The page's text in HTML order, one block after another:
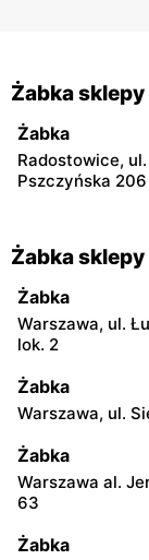
Żabka
Żabka
Radostowice, ul.
Pszczyńska 206
Żabka
Żabka
Warszawa, ul.
lok. 2
Żabka
Warszawa, ul.
Żabka
Warszawa al.
63
Żabka